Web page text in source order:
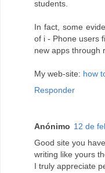
students.
In fact, some
of i - Phone users
new apps through
My web-site: how
Responder
Anónimo 12 de
Good site you
writing like yours
I truly appreciate